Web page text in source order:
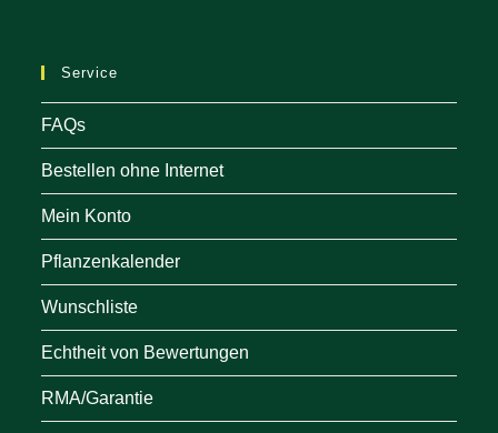
Service
FAQs
Bestellen ohne Internet
Mein Konto
Pflanzenkalender
Wunschliste
Echtheit von Bewertungen
RMA/Garantie